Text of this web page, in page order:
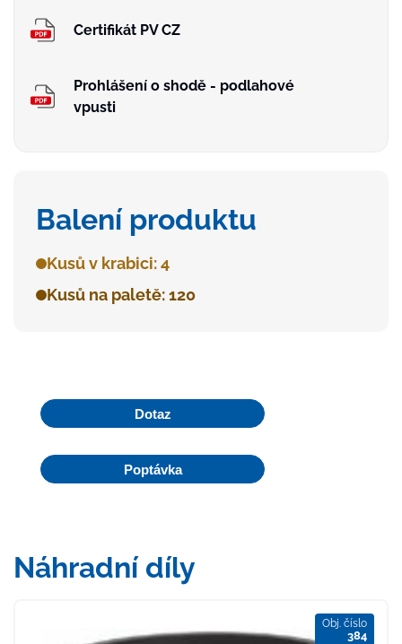
Certifikát PV CZ
Prohlášení o shodě - podlahové
vpusti
Balení produktu
Kusů v krabici: 4
Kusů na paletě: 120
Dotaz
Poptávka
Náhradní díly
Obj. číslo
384